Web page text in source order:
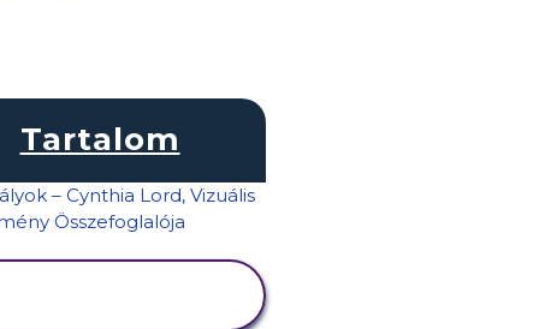
Tartalom